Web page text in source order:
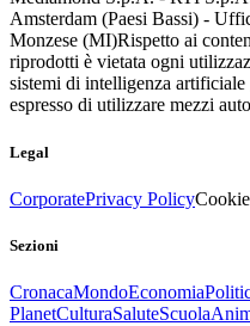
Amsterdam (Paesi Bassi) -
Monzese (MI)Rispetto ai
riprodotti è vietata ogni
sistemi di intelligenza
espresso di utilizzare mezzi
Legal
CorporatePrivacy Policy
Sezioni
CronacaMondoEconomia
PlanetCulturaSaluteScuola